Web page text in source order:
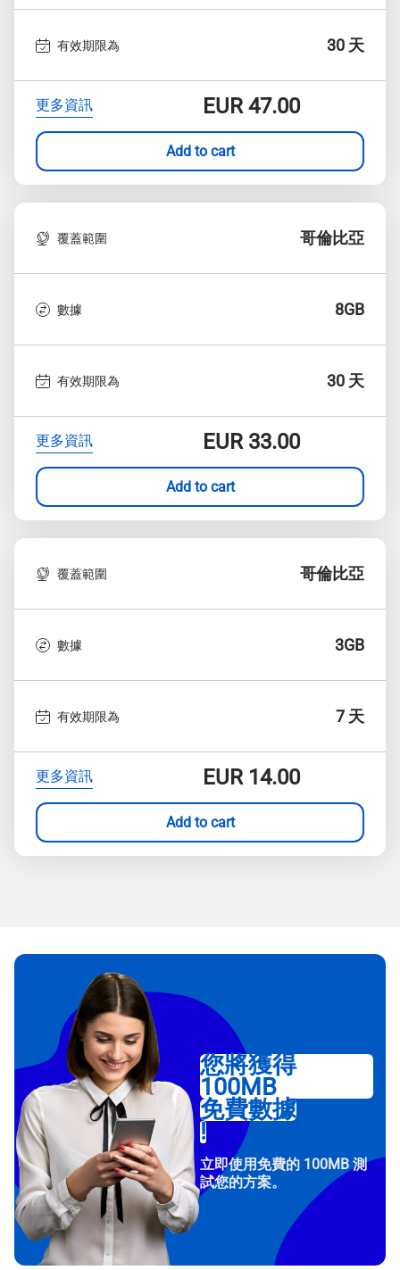
有效期限為 30 天
更多資訊 EUR47.00
Add to cart
覆蓋範圍 哥倫比亞
數據 8GB
有效期限為 30 天
更多資訊 EUR33.00
Add to cart
覆蓋範圍 哥倫比亞
數據 3GB
有效期限為 7 天
更多資訊 EUR14.00
Add to cart
您將獲得
100MB
免費數據
!
立即使用免費的 100MB 測
試您的方案。